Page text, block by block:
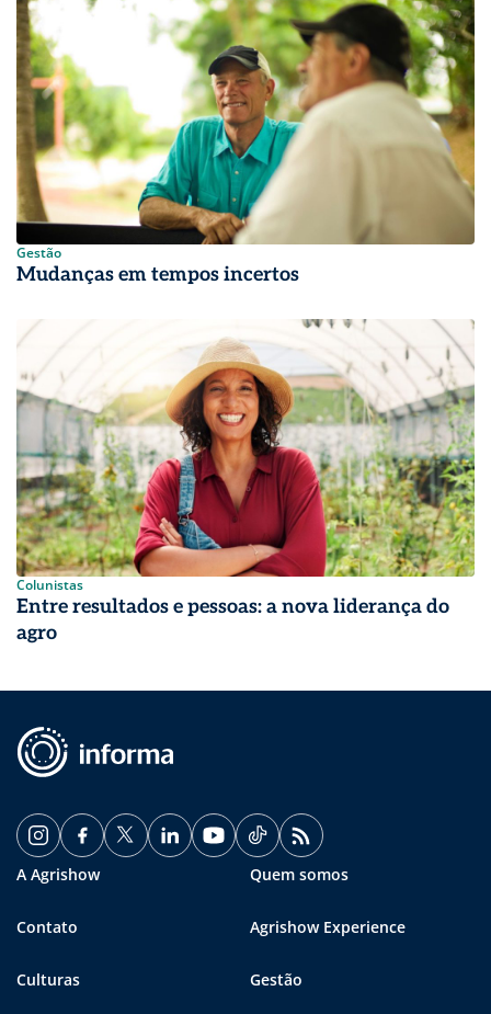
Gestão
Mudanças em tempos incertos
Colunistas
Entre resultados e pessoas: a nova liderança do
agro
A Agrishow Quem somos
Contato Agrishow Experience
Culturas Gestão